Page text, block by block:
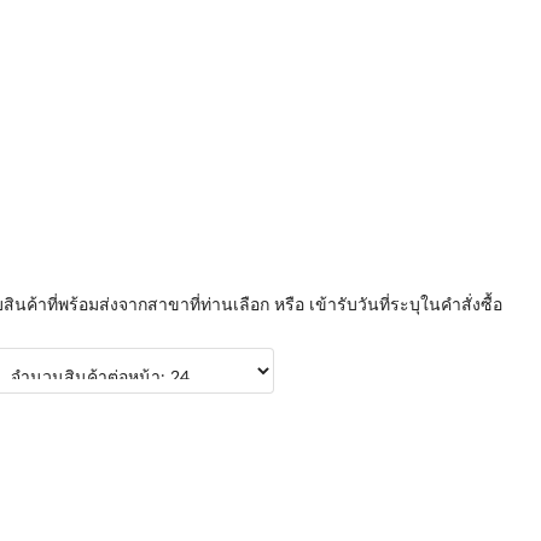
ค้าที่พร้อมส่งจากสาขาที่ท่านเลือก หรือ เข้ารับวันที่ระบุในคำสั่งซื้อ